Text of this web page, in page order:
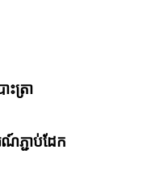
ត្រា
ភ្ជាប់ដែក